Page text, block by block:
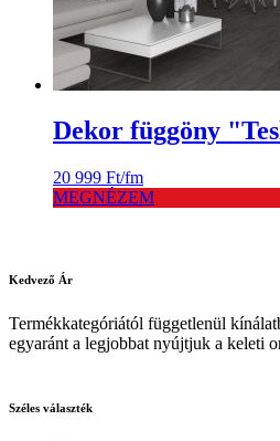
Dekor függöny
20 999 Ft/fm
MEGNÉZEM
Kedvező Ár
Termékkategóriától függetlenül
egyaránt a legjobbat nyújtjuk a keleti
Széles választék